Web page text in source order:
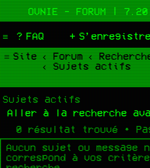
OVNIE - FORUM |
FAQ
Site Forum
Sujets actifs
Sujets actifs
Aller à la recherche
0 résultat trouvé •
Aucun sujet ou message
correspond à vos